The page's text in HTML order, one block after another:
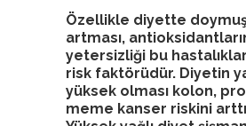
Özellikle diyette doymuş
artması,
yetersizliği bu
risk faktörüdür. Diyetin
yüksek olması kolon,
meme kanser riskini